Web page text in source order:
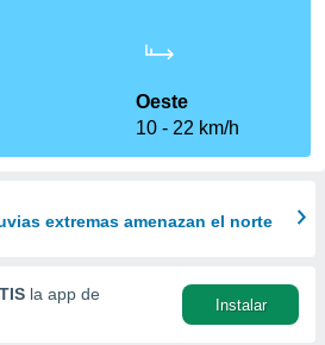
Oeste
10
22 km/h
extremas amenazan el norte
la app de
Instalar